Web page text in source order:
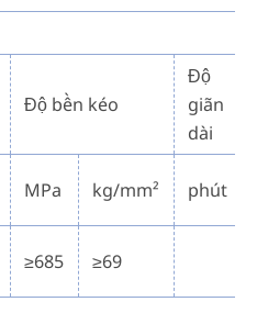
Độ bền kéo
Độ
giãn
dài
MPa kg/mm² phút
≥685 ≥69